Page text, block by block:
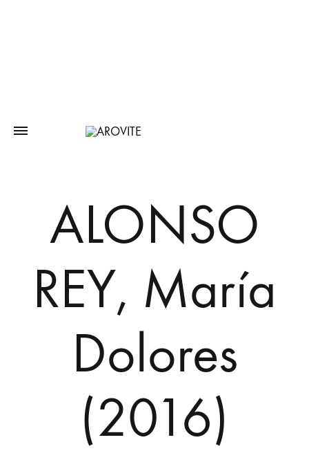
ALONSO
REY, María
Dolores
(2016)